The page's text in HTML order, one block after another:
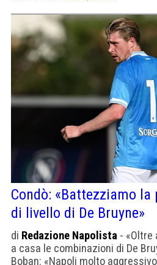
Condò: «Battezziamo
di livello di De Bruyne»
di Redazione Napolista - «Oltre
a casa le combinazioni di De
Boban: «Napoli molto